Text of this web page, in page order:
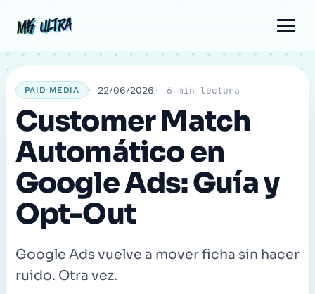
MK ULTRA
MK ULTRA
PAID MEDIA 22/06/2026 6 min lectura
Customer Match
Automático en
Google Ads: Guía y
Opt-Out
Google Ads vuelve a mover ficha sin hacer
ruido. Otra vez.
electrónico